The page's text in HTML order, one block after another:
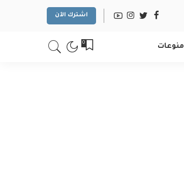
اشترك الآن
منوعات 0